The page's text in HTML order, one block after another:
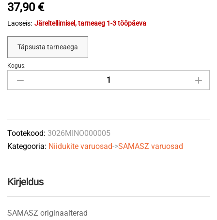
37,90 €
Laoseis: Järeltellimisel, tarneaeg 1-3 tööpäeva
Täpsusta tarneaega
Terad
Ø19
SAMASZ
6+6
quantity
Kogus:
Tootekood: 3026MINO000005
Kategooria: Niidukite varuosad->SAMASZ varuosad
Kirjeldus
SAMASZ originaalterad